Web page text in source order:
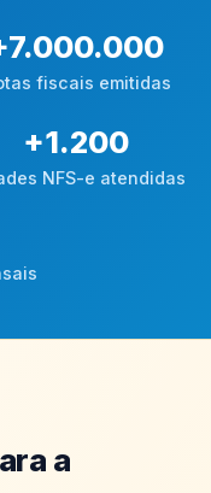
7.000.000
fiscais emitidas
+1.200
NFS-e atendidas
a